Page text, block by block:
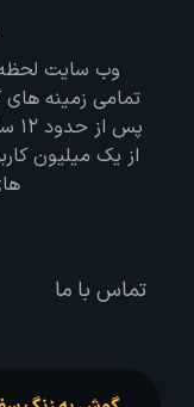
وب سایت لحظه
از یک میلیون
تماس با ما